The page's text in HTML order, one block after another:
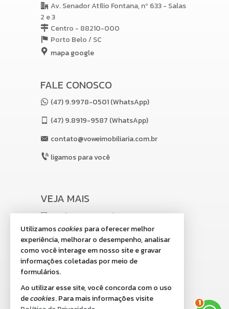
Av. Senador Atílio Fontana, nº 633 - Salas
2 e 3
Centro - 88210-000
Porto Belo /SC
mapa google
FALE CONOSCO
(47) 9.9978-0501 (WhatsApp)
(47)9.8919-9587 (WhatsApp)
contato@voweimobiliaria.com.br
ligamos para você
VEJA MAIS
receba nosso newsletter
indicadores financeiros
cadastre seu imóvel
imóveis favoritos
mapa de imóveis
Utilizamoscookies para oferecer melhor
experiência, melhorar o desempenho, analisar
como você interage em nosso site e gravar
informações coletadas por meio de
formulários.
Ao utilizar esse site, você concorda com o uso
decookies. Para mais informações visite